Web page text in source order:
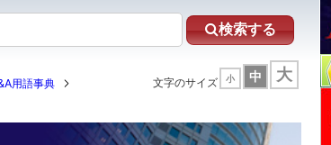
検索する
用語事典
文字のサイズ 小 中 大